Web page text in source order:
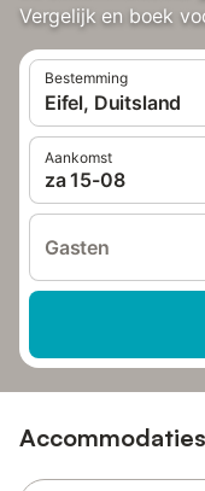
Vergelijk en boek
Bestemming
Eifel, Duitsland
Aankomst
za 15-08
Gasten